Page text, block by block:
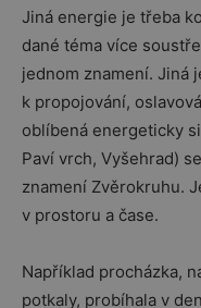
Jiná energie je třeba
dané téma více
jednom znamení. Jiná
k propojování,
oblíbená energeticky
Paví vrch, Vyšehrad)
znamení Zvěrokruhu.
v prostoru a čase.
Například procházka,
potkaly, probíhala v